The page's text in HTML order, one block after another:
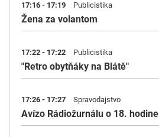
17:16 - 17:19 Publicistika
Žena za volantom
17:22 - 17:22 Publicistika
"Retro obytňáky na Blátě"
17:26 - 17:27 Spravodajstvo
Avízo Rádiožurnálu o 18. hodine